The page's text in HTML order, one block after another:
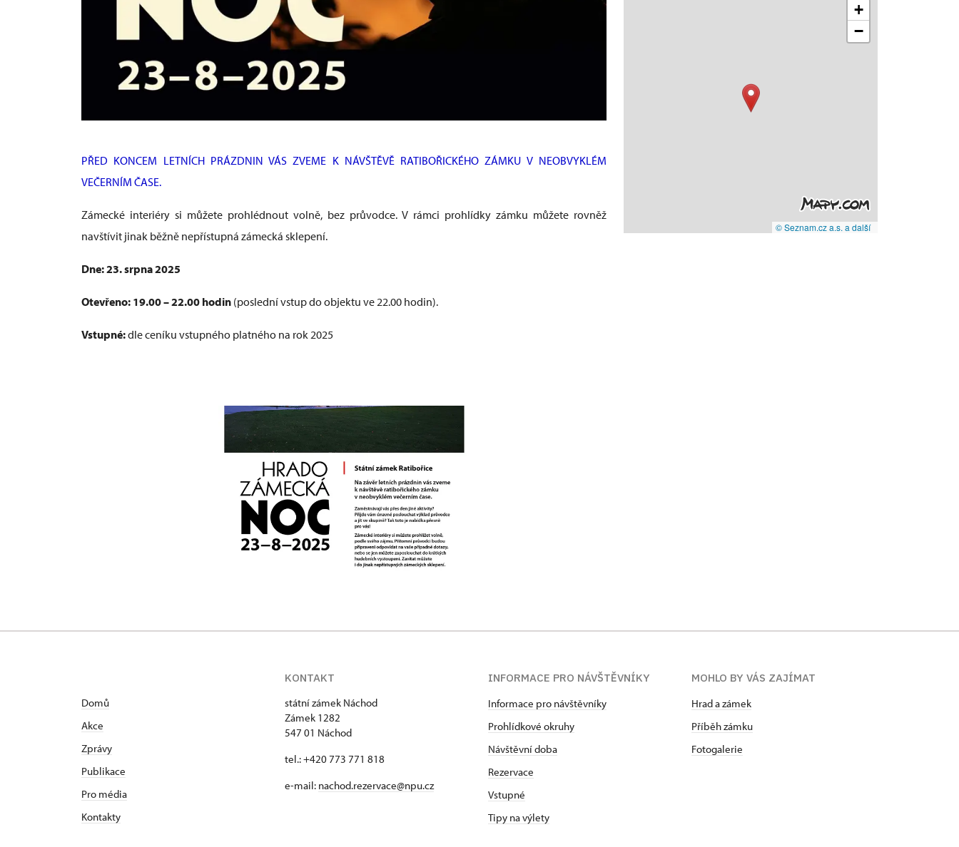
PŘED KONCEM LETNÍCH PRÁZDNIN VÁS ZVEME K NÁVŠTĚVĚ RATIBOŘICKÉHO ZÁMKU V NEOBVYKLÉM
VEČERNÍM ČASE.
Zámecké interiéry si můžete prohlédnout volně, bez průvodce. V rámci prohlídky zámku můžete rovněž
navštívit jinak běžně nepřístupná zámecká sklepení.
Dne: 23. srpna 2025
Otevřeno: 19.00 – 22.00 hodin (poslední vstup do objektu ve 22.00 hodin).
Vstupné:dle ceníku vstupného platného na rok 2025
+
−
© Seznam.cz a.s. a další
Domů
Akce
Zprávy
Publikace
Pro média
Kontakty
KONTAKT
státní zámek Náchod
Zámek 1282
547 01 Náchod
tel.: +420 773 771 818
e-mail: nachod.rezervace@npu.cz
INFORMACE PRO NÁVŠTĚVNÍKY
Informace pro návštěvníky
Prohlídkové okruhy
Návštěvní doba
Rezervace
Vstupné
Tipy na výlety
MOHLO BY VÁS ZAJÍMAT
Hrad a zámek
Příběh zámku
Fotogalerie